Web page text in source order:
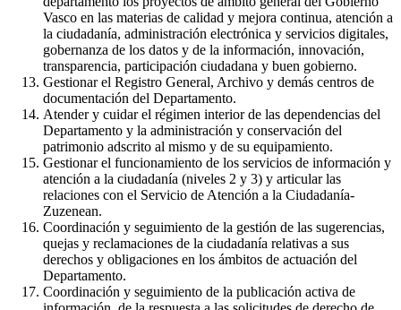
Vasco en las materias de calidad y mejora continua, atención a
la ciudadanía, administración electrónica y servicios digitales,
gobernanza de los datos y de la información, innovación,
transparencia, participación ciudadana y buen gobierno.
Gestionar el Registro General, Archivo y demás centros de
documentación del Departamento.
Atender y cuidar el régimen interior de las dependencias del
Departamento y la administración y conservación del
patrimonio adscrito al mismo y de su equipamiento.
Gestionar el funcionamiento de los servicios de información y
atención a la ciudadanía (niveles 2 y 3) y articular las
relaciones con el Servicio de Atención a la Ciudadanía-
Zuzenean.
Coordinación y seguimiento de la gestión de las sugerencias,
quejas y reclamaciones de la ciudadanía relativas a sus
derechos y obligaciones en los ámbitos de actuación del
Departamento.
Coordinación y seguimiento de la publicación activa de